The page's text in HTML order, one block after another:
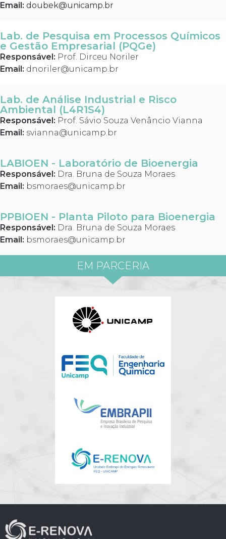
Email: doubek@unicamp.br
Lab. de Pesquisa em Processos Químicos
e Gestão Empresarial (PQGe)
Responsável: Prof. Dirceu Noriler
Email: dnoriler@unicamp.br
Lab. de Análise Industrial e Risco
Ambiental (L4R1S4)
Responsável: Prof. Sávio Souza Venâncio Vianna
Email: svianna@unicamp.br
LABIOEN - Laboratório de Bioenergia
Responsável: Dra. Bruna de Souza Moraes
Email: bsmoraes@unicamp.br
PPBIOEN - Planta Piloto para Bioenergia
Responsável: Dra. Bruna de Souza Moraes
Email: bsmoraes@unicamp.br
EM PARCERIA